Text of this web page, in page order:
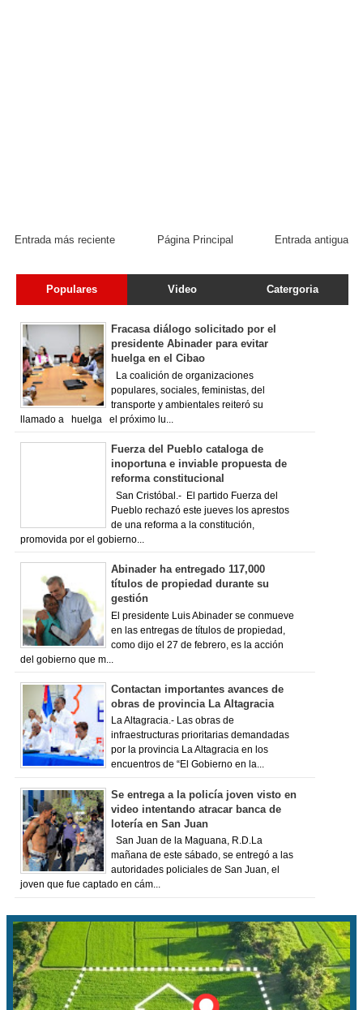
Entrada más reciente Entrada antigua
Página Principal
Populares Video Catergoria
Fracasa diálogo solicitado por el
presidente Abinader para evitar
huelga en el Cibao
La coalición de organizaciones
populares, sociales, feministas, del
transporte y ambientales reiteró su
llamado a huelga el próximo lu...
Fuerza del Pueblo cataloga de
inoportuna e inviable propuesta de
reforma constitucional
San Cristóbal.- El partido Fuerza del
Pueblo rechazó este jueves los aprestos
de una reforma a la constitución,
promovida por el gobierno...
Abinader ha entregado 117,000
títulos de propiedad durante su
gestión
El presidente Luis Abinader se conmueve
en las entregas de títulos de propiedad,
como dijo el 27 de febrero, es la acción
del gobierno que m...
Contactan importantes avances de
obras de provincia La Altagracia
La Altagracia.- Las obras de
infraestructuras prioritarias demandadas
por la provincia La Altagracia en los
encuentros de “El Gobierno en la...
Se entrega a la policía joven visto en
video intentando atracar banca de
lotería en San Juan
San Juan de la Maguana, R.D.La
mañana de este sábado, se entregó a las
autoridades policiales de San Juan, el
joven que fue captado en cám...